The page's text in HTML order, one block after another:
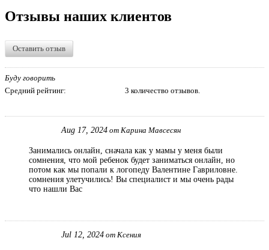
Отзывы наших клиентов
Оставить отзыв
Буду говорить
Средний рейтинг:
3 количество отзывов.
Aug 17, 2024 от Карина Мавсесян
Занимались онлайн, сначала как у мамы у меня были
сомнения, что мой ребенок будет заниматься онлайн, но
потом как мы попали к логопеду Валентине Гавриловне.
сомнения улетучились! Вы специалист и мы очень рады
что нашли Вас
Jul 12, 2024 от Ксения